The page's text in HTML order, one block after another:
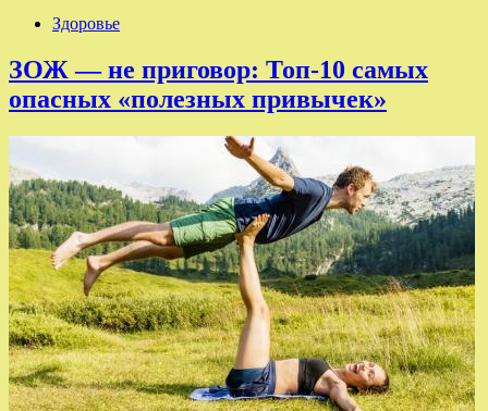
Здоровье
ЗОЖ — не приговор: Топ-10 самых
опасных «полезных привычек»